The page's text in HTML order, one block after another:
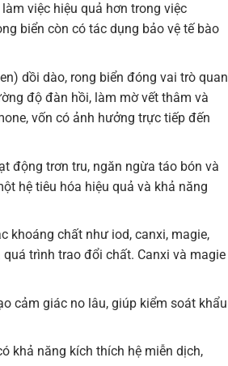
việc hiệu quả hơn trong việc
biển còn có tác dụng bảo vệ tế bào
dồi dào, rong biển đóng vai trò quan
độ đàn hồi, làm mờ vết thâm và
vốn có ảnh hưởng trực tiếp đến
động trơn tru, ngăn ngừa táo bón và
hệ tiêu hóa hiệu quả và khả năng
khoáng chất như iod, canxi, magie,
trình trao đổi chất. Canxi và magie
cảm giác no lâu, giúp kiểm soát khẩu
khả năng kích thích hệ miễn dịch,